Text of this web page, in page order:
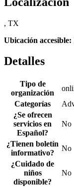
, TX
Ubicación accesible:
Detalles
Tipo de
organización
Categorías
¿Se ofrecen
servicios en
Español?
No
¿Tienen boletín
informativo?
No
¿Cuidado de
niños
disponible?
No